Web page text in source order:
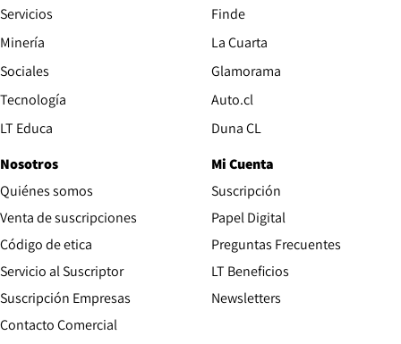
Servicios
Minería
Sociales
Tecnología
LT Educa
Finde
La Cuarta
Glamorama
Auto.clOpens in new window
Duna CLOpens in new window
Nosotros
Quiénes somos
Venta de suscripciones
Código de etica Opens in new window
Servicio al Suscriptor
Suscripción Empresas
Contacto ComercialOpens in new window
Mi Cuenta
Suscripción
Papel DigitalOpens in new
Preguntas Frecuentes
LT Beneficios
Newsletters